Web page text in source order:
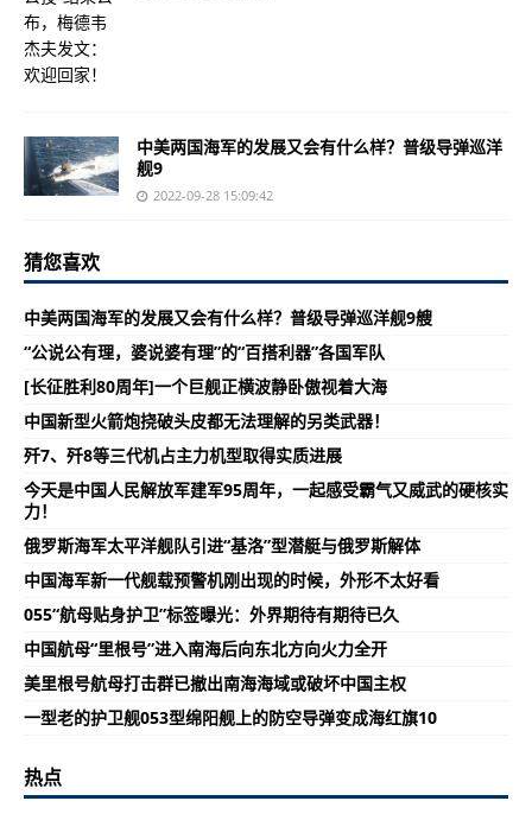
中美两国海军的发展又会有什么样？普级导弹巡洋
舰9
2022-09-28 15:09:42
猜您喜欢
中美两国海军的发展又会有什么样？普级导弹巡洋舰9艘
“公说公有理，婆说婆有理”的“百搭利器”各国军队
[长征胜利80周年]一个巨舰正横波静卧傲视着大海
中国新型火箭炮挠破头皮都无法理解的另类武器！
歼7、歼8等三代机占主力机型取得实质进展
今天是中国人民解放军建军95周年，一起感受霸气又威武的硬核实
力！
俄罗斯海军太平洋舰队引进“基洛”型潜艇与俄罗斯解体
中国海军新一代舰载预警机刚出现的时候，外形不太好看
055“航母贴身护卫”标签曝光：外界期待有期待已久
中国航母“里根号”进入南海后向东北方向火力全开
美里根号航母打击群已撤出南海海域或破坏中国主权
一型老的护卫舰053型绵阳舰上的防空导弹变成海红旗10
热点